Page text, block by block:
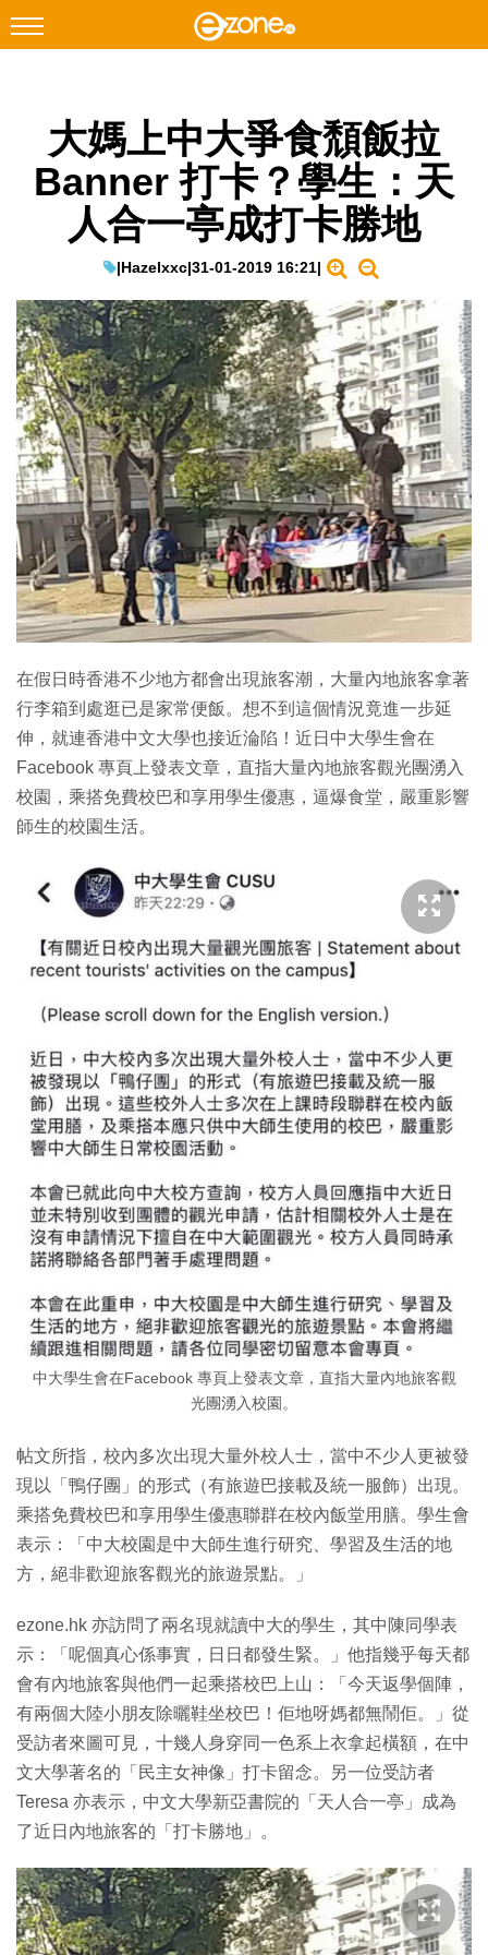
Facebook Instagram
科技焦點
教學評測
EduTech
IT Times
生成式AI與雲端應用
Enterprise Digital Transformation
特集
大媽上中大爭食頹飯拉
Banner 打卡？學生：天
人合一亭成打卡勝地
|Hazelxxc|31-01-2019 16:21|
在假日時香港不少地方都會出現旅客潮，大量內地旅客拿著
行李箱到處逛已是家常便飯。想不到這個情況竟進一步延
伸，就連香港中文大學也接近淪陷！近日中大學生會在
Facebook 專頁上發表文章，直指大量內地旅客觀光團湧入
校園，乘搭免費校巴和享用學生優惠，逼爆食堂，嚴重影響
師生的校園生活。
中大學生會在Facebook 專頁上發表文章，直指大量內地旅客觀
光團湧入校園。
帖文所指，校內多次出現大量外校人士，當中不少人更被發
現以「鴨仔團」的形式（有旅遊巴接載及統一服飾）出現。
乘搭免費校巴和享用學生優惠聯群在校內飯堂用膳。學生會
表示：「中大校園是中大師生進行研究、學習及生活的地
方，絕非歡迎旅客觀光的旅遊景點。」
ezone.hk 亦訪問了兩名現就讀中大的學生，其中陳同學表
示：「呢個真心係事實，日日都發生緊。」他指幾乎每天都
會有內地旅客與他們一起乘搭校巴上山：「今天返學個陣，
有兩個大陸小朋友除曬鞋坐校巴！佢地呀媽都無鬧佢。」從
受訪者來圖可見，十幾人身穿同一色系上衣拿起橫額，在中
文大學著名的「民主女神像」打卡留念。另一位受訪者
Teresa 亦表示，中文大學新亞書院的「天人合一亭」成為
了近日內地旅客的「打卡勝地」。